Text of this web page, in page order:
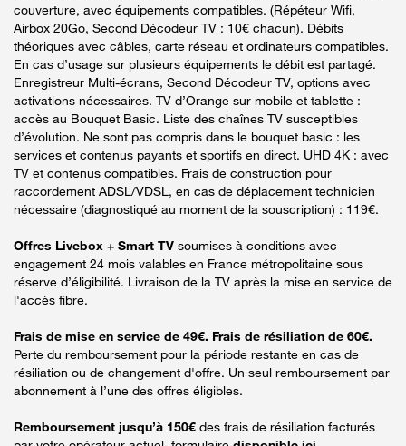
couverture, avec équipements compatibles. (Répéteur Wifi,
Airbox 20Go, Second Décodeur TV : 10€ chacun). Débits
théoriques avec câbles, carte réseau et ordinateurs compatibles.
En cas d’usage sur plusieurs équipements le débit est partagé.
Enregistreur Multi-écrans, Second Décodeur TV, options avec
activations nécessaires. TV d’Orange sur mobile et tablette :
accès au Bouquet Basic. Liste des chaînes TV susceptibles
d’évolution. Ne sont pas compris dans le bouquet basic : les
services et contenus payants et sportifs en direct. UHD 4K : avec
TV et contenus compatibles. Frais de construction pour
raccordement ADSL/VDSL, en cas de déplacement technicien
nécessaire (diagnostiqué au moment de la souscription) : 119€.
Offres Livebox + Smart TV soumises à conditions avec
engagement 24 mois valables en France métropolitaine sous
réserve d’éligibilité. Livraison de la TV après la mise en service de
l'accès fibre.
Frais de mise en service de 49€. Frais de résiliation de 60€.
Perte du remboursement pour la période restante en cas de
résiliation ou de changement d'offre. Un seul remboursement par
abonnement à l’une des offres éligibles.
Remboursement jusqu’à 150€ des frais de résiliation facturés